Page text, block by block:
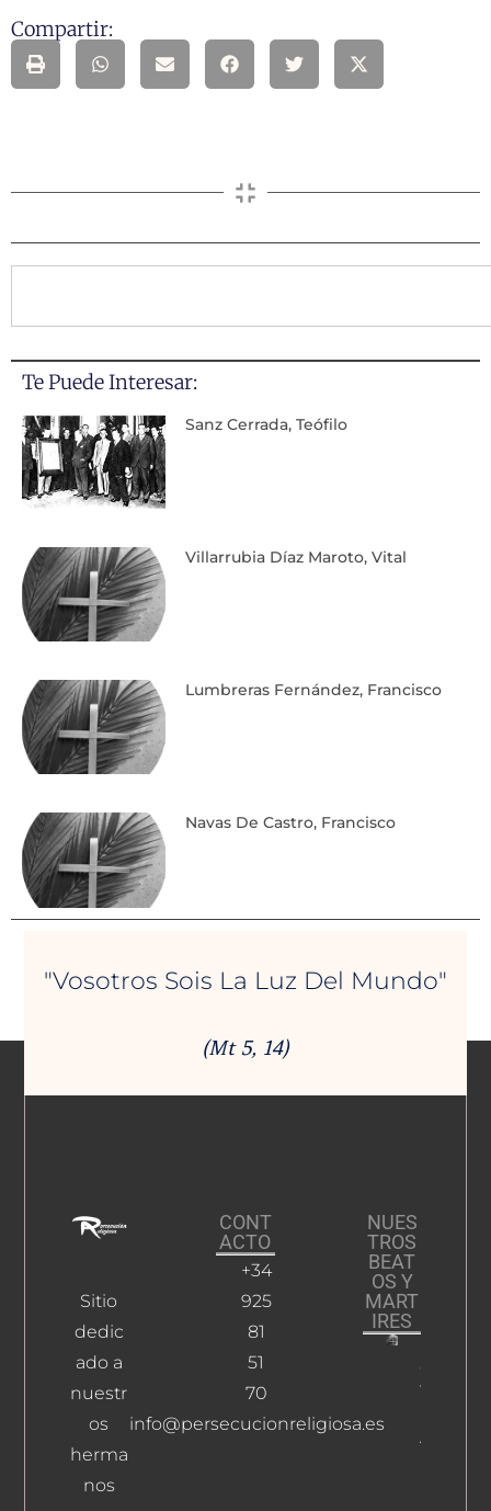
Compartir:
Te Puede Interesar:
Sanz Cerrada, Teófilo
Villarrubia Díaz Maroto, Vital
Lumbreras Fernández, Francisco
Navas De Castro, Francisco
"Vosotros Sois La Luz Del Mundo"
(Mt 5, 14)
Sitio
dedic
ado a
nuestr
os
herma
nos
CONT
ACTO
+34
925
81
51
70
info@persecucionreligiosa.es
NUES
TROS
BEAT
OS Y
MART
IRES
Gómez
Y
Angulo,